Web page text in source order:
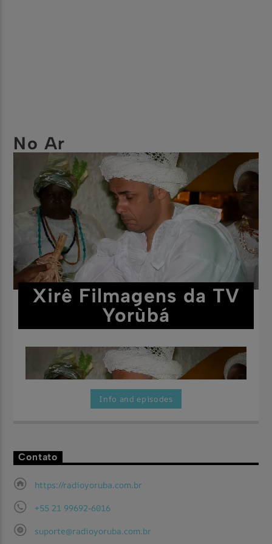
No Ar
Xirê Filmagens da TV
Yorùbá
Aqui você vai encontrar as maravilhosas festas filmadas pela
Info and episodes
Contato
https://radioyoruba.com.br
+55 21 99692-6016
suporte@radioyoruba.com.br